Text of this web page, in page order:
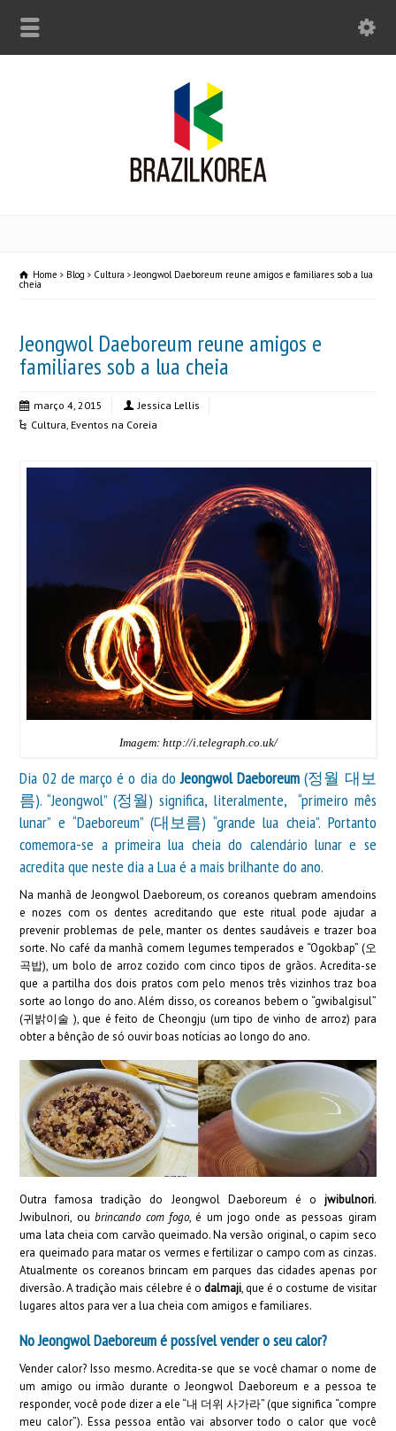
Home Blog Cultura Jeongwol Daeboreum reune amigos e familiares sob a lua
cheia
Jeongwol Daeboreum reune amigos e
familiares sob a lua cheia
março 4, 2015
Jessica Lellis
Cultura, Eventos na Coreia
Imagem: http://i.telegraph.co.uk/
Dia 02 de março é o dia doJeongwol Daeboreum (정월 대보
름). “Jeongwol” (정월) significa, literalmente, “primeiro mês
lunar” e “Daeboreum” (대보름) “grande lua cheia”. Portanto
comemora-se a primeira lua cheia do calendário lunar e se
acredita que neste dia a Lua é a mais brilhante do ano.
Na manhã de Jeongwol Daeboreum, os coreanos quebram amendoins
e nozes com os dentes acreditando que este ritual pode ajudar a
prevenir problemas de pele, manter os dentes saudáveis e trazer boa
sorte. No café da manhã comem legumes temperados e “Ogokbap” (오
곡밥), um bolo de arroz cozido com cinco tipos de grãos. Acredita-se
que a partilha dos dois pratos com pelo menos três vizinhos traz boa
sorte ao longo do ano. Além disso, os coreanos bebem o “gwibalgisul”
(귀밝이술 ), que é feito de Cheongju (um tipo de vinho de arroz) para
obter a bênção de só ouvir boas notícias ao longo do ano.
Outra famosa tradição do Jeongwol Daeboreum é o jwibulnori.
Jwibulnori, oubrincando com fogo, é um jogo onde as pessoas giram
uma lata cheia com carvão queimado. Na versão original, o capim seco
era queimado para matar os vermes e fertilizar o campo com as cinzas.
Atualmente os coreanos brincam em parques das cidades apenas por
diversão. A tradição mais célebre é odalmaji, que é o costume de visitar
lugares altos para ver a lua cheia com amigos e familiares.
No Jeongwol Daeboreum é possível vender o seu calor?
Vender calor? Isso mesmo. Acredita-se que se você chamar o nome de
um amigo ou irmão durante o Jeongwol Daeboreum e a pessoa te
responder, você pode dizer a ele “내 더위 사가라” (que significa “compre
meu calor”). Essa pessoa então vai absorver todo o calor que você